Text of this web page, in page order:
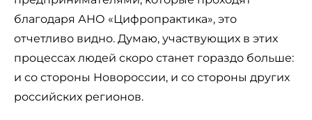
благодаря АНО «Цифропрактика», это
отчетливо видно. Думаю, участвующих в этих
процессах людей скоро станет гораздо больше:
и со стороны Новороссии, и со стороны других
российских регионов.